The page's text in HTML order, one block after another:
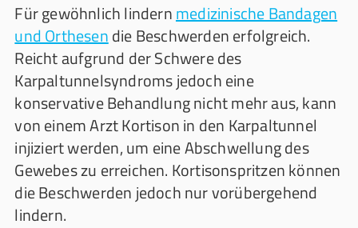
Für gewöhnlich lindernmedizinische Bandagen
und Orthesendie Beschwerden erfolgreich.
Reicht aufgrund der Schwere des
Karpaltunnelsyndroms jedoch eine
konservative Behandlung nicht mehr aus, kann
von einem Arzt Kortison in den Karpaltunnel
injiziert werden, um eine Abschwellung des
Gewebes zu erreichen. Kortisonspritzen können
die Beschwerden jedoch nur vorübergehend
lindern.